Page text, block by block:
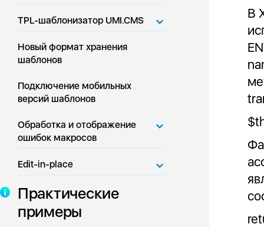
TPL-шаблонизатор UMI.CMS
Новый формат хранения
шаблонов
Подключение мобильных
версий шаблонов
Обработка и отображение
ошибок макросов
Edit-in-place
Практические
примеры
В